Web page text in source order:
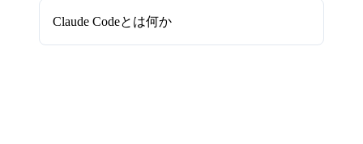
Claude Codeとは何か